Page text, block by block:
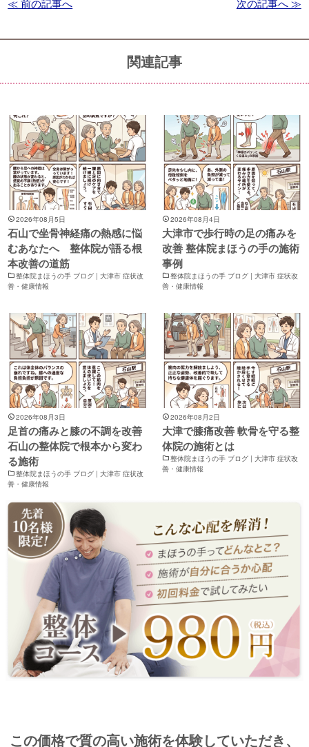
≪ 前の記事へ 次の記事へ ≫
関連記事
2026年08月5日
石山で坐骨神経痛の熱感に悩
むあなたへ 整体院が語る根
本改善の道筋
整体院まほうの手 ブログ | 大津市 症状改
善・健康情報
2026年08月4日
大津市で歩行時の足の痛みを
改善 整体院まほうの手の施術
事例
整体院まほうの手 ブログ | 大津市 症状改
善・健康情報
2026年08月3日
足首の痛みと膝の不調を改善
石山の整体院で根本から変わ
る施術
整体院まほうの手 ブログ | 大津市 症状改
善・健康情報
2026年08月2日
大津で膝痛改善 軟骨を守る整
体院の施術とは
整体院まほうの手 ブログ | 大津市 症状改
善・健康情報
この価格で質の高い施術を体験していただき、